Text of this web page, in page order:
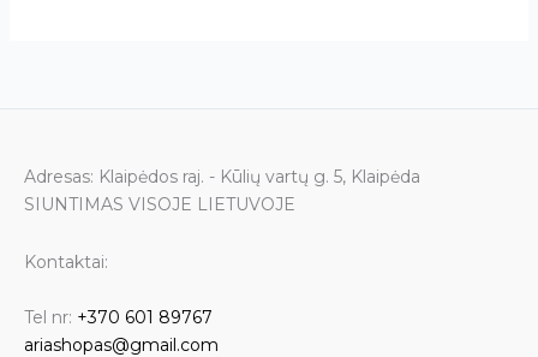
Adresas: Klaipėdos raj. - Kūlių vartų g. 5, Klaipėda
SIUNTIMAS VISOJE LIETUVOJE
Kontaktai:
Tel nr: +370 601 89767
ariashopas@gmail.com